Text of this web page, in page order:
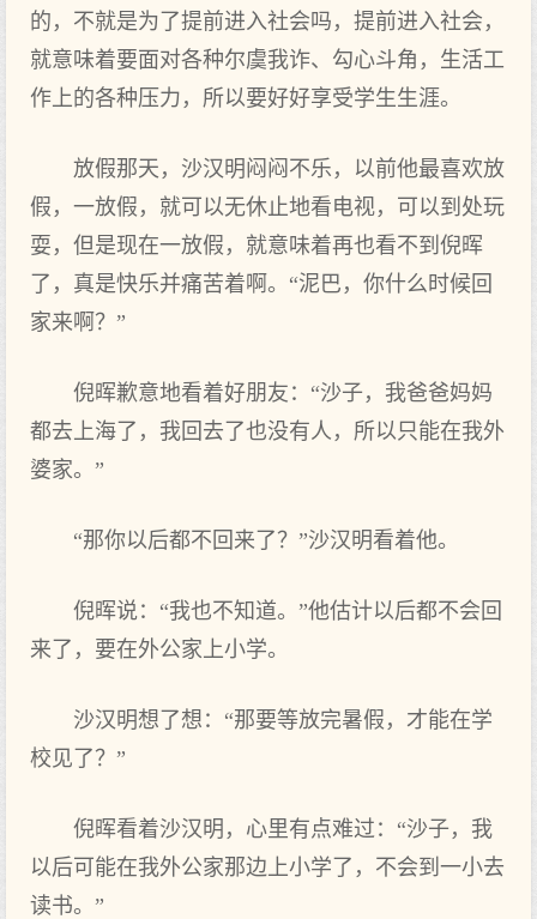
的，不就是为了提前进入社会吗，提前进入社会，
就意味着要面对各种尔虞我诈、勾心斗角，生活工
作上的各种压力，所以要好好享受学生生涯。
放假那天，沙汉明闷闷不乐，以前他最喜欢放
假，一放假，就可以无休止地看电视，可以到处玩
耍，但是现在一放假，就意味着再也看不到倪晖
了，真是快乐并痛苦着啊。“泥巴，你什么时候回
家来啊？”
倪晖歉意地看着好朋友：“沙子，我爸爸妈妈
都去上海了，我回去了也没有人，所以只能在我外
婆家。”
“那你以后都不回来了？”沙汉明看着他。
倪晖说：“我也不知道。”他估计以后都不会回
来了，要在外公家上小学。
沙汉明想了想：“那要等放完暑假，才能在学
校见了？”
倪晖看着沙汉明，心里有点难过：“沙子，我
以后可能在我外公家那边上小学了，不会到一小去
读书。”